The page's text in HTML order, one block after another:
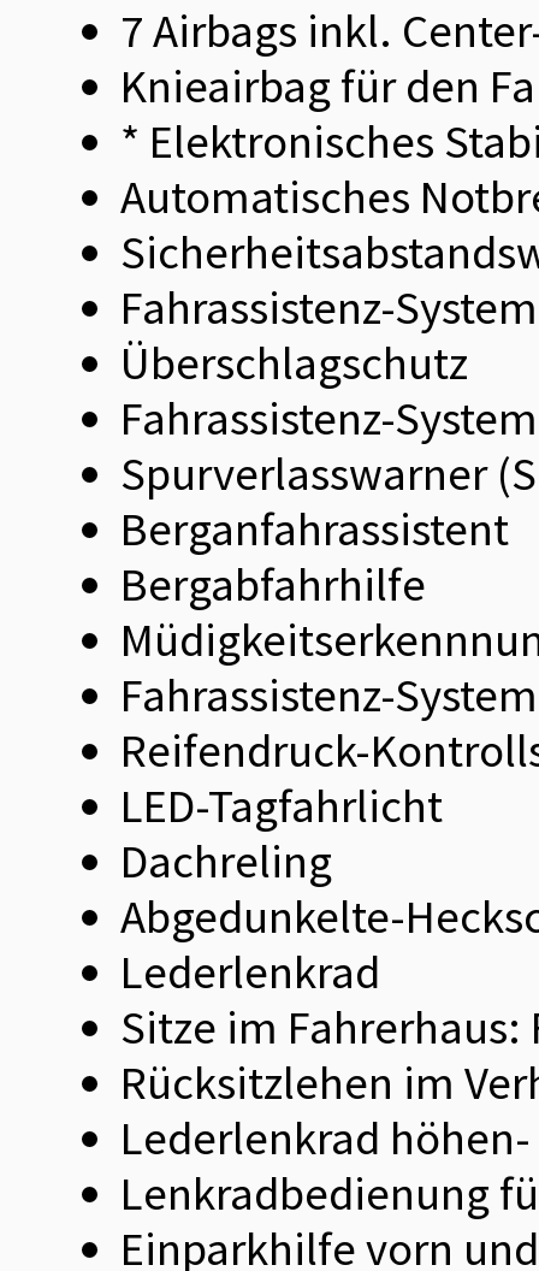
7 Airbags inkl.
Knieairbag für den
* Elektronisches
Automatisches
Fahrassistenz-
Überschlagschutz
Fahrassistenz-
Spurverlasswarner
Berganfahrassistent
Bergabfahrhilfe
Fahrassistenz-
Reifendruck-
LED-Tagfahrlicht
Dachreling
Abgedunkelte-
Lederlenkrad
Sitze im
Rücksitzlehen im
Lederlenkrad
Lenkradbedienung
Einparkhilfe vorn